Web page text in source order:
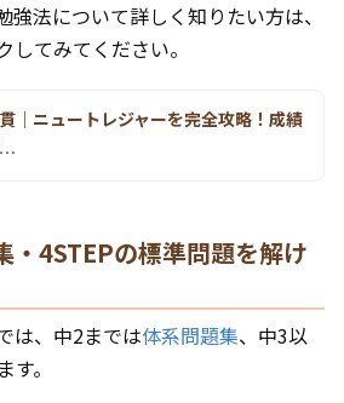
強法について詳しく知りたい方は、
てみてください。
｜ニュートレジャーを完全攻略！成績
…
・4STEPの標準問題を解け
は、中2までは体系問題集、中3以
す。